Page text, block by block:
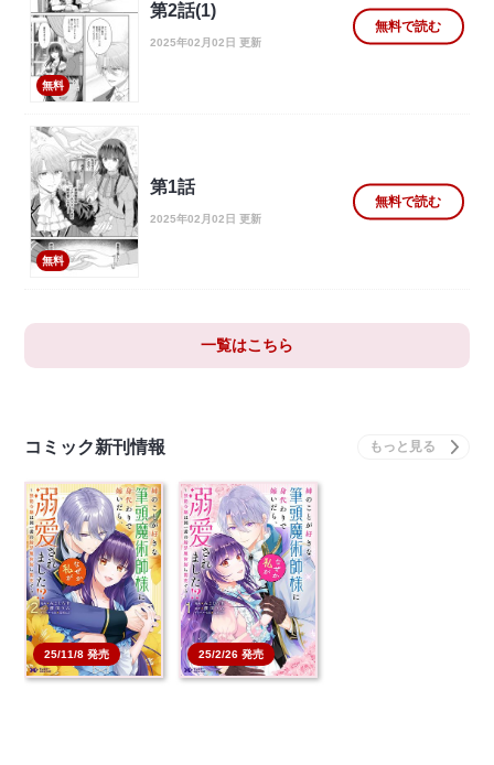
無料
第2話(1)
2025年02月02日 更新
無料で読む
無料
第1話
2025年02月02日 更新
無料で読む
一覧はこちら
コミック新刊情報
25/11/8 発売 25/2/26 発売